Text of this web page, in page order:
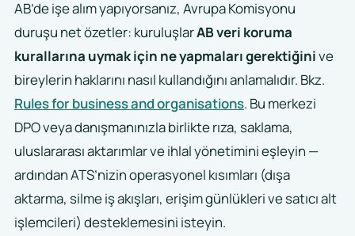
AB’de işe alım yapıyorsanız, Avrupa Komisyonu
duruşu net özetler: kuruluşlarAB veri koruma
kurallarına uymak için ne yapmaları gerektiğinive
bireylerin haklarını nasıl kullandığını anlamalıdır. Bkz.
Rules for business and organisations. Bu merkezi
DPO veya danışmanınızla birlikte rıza, saklama,
uluslararası aktarımlar ve ihlal yönetimini eşleyin —
ardından ATS’nizin operasyonel kısımları (dışa
aktarma, silme iş akışları, erişim günlükleri ve satıcı alt
işlemcileri) desteklemesini isteyin.